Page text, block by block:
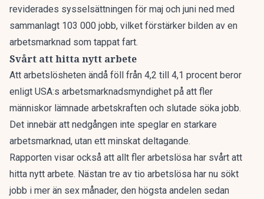
reviderades sysselsättningen för maj och juni ned med
sammanlagt 103 000 jobb, vilket förstärker bilden av en
arbetsmarknad som tappat fart.
Svårt att hitta nytt arbete
Att arbetslösheten ändå föll från 4,2 till 4,1 procent beror
enligt USA:s arbetsmarknadsmyndighet på att fler
människor lämnade arbetskraften och slutade söka jobb.
Det innebär att nedgången inte speglar en starkare
arbetsmarknad, utan ett minskat deltagande.
Rapporten visar också att allt fler arbetslösa har svårt att
hitta nytt arbete. Nästan tre av tio arbetslösa har nu sökt
jobb i mer än sex månader, den högsta andelen sedan